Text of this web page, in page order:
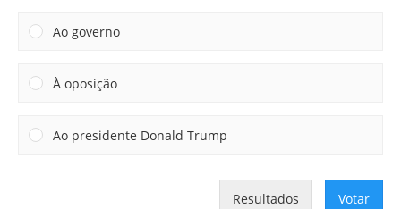
Ao governo
À oposição
Ao presidente Donald Trump
Resultados Votar